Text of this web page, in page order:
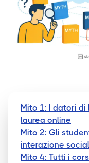
Mito 1: I datori di
laurea online
Mito 2: Gli
interazione
Mito 4: Tutti i